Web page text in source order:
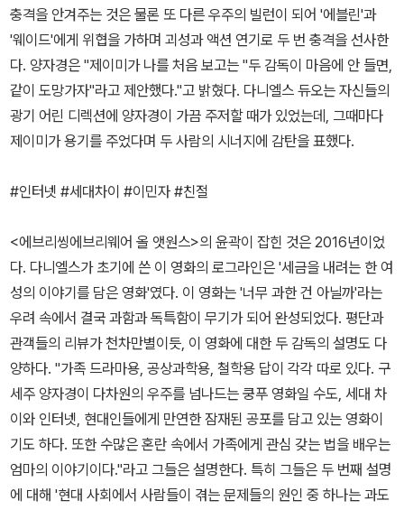
충격을 안겨주는 것은 물론 또 다른 우주의 빌런이 되어 '에블린'과
'웨이드'에게 위협을 가하며 괴성과 액션 연기로 두 번 충격을 선사한
다. 양자경은 "제이미가 나를 처음 보고는 "두 감독이 마음에 안 들면,
같이 도망가자"라고 제안했다."고 밝혔다. 다니엘스 듀오는 자신들의
광기 어린 디렉션에 양자경이 가끔 주저할 때가 있었는데, 그때마다
제이미가 용기를 주었다며 두 사람의 시너지에 감탄을 표했다.
#인터넷 #세대차이 #이민자 #친절
<에브리씽에브리웨어 올 앳원스>의 윤곽이 잡힌 것은 2016년이었
다. 다니엘스가 초기에 쓴 이 영화의 로그라인은 '세금을 내려는 한 여
성의 이야기를 담은 영화'였다. 이 영화는 '너무 과한 건 아닐까'라는
우려 속에서 결국 과함과 독특함이 무기가 되어 완성되었다. 평단과
관객들의 리뷰가 천차만별이듯, 이 영화에 대한 두 감독의 설명도 다
양하다. "가족 드라마용, 공상과학용, 철학용 답이 각각 따로 있다. 구
세주 양자경이 다차원의 우주를 넘나드는 쿵푸 영화일 수도, 세대 차
이와 인터넷, 현대인들에게 만연한 잠재된 공포를 담고 있는 영화이
기도 하다. 또한 수많은 혼란 속에서 가족에게 관심 갖는 법을 배우는
엄마의 이야기이다."라고 그들은 설명한다. 특히 그들은 두 번째 설명
에 대해 '현대 사회에서 사람들이 겪는 문제들의 원인 중 하나는 과도